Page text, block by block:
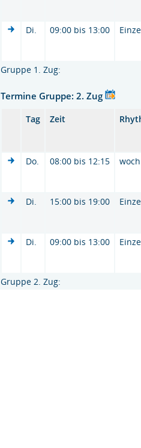
Di. 09:00 bis 13:00
Gruppe 1. Zug:
Termine Gruppe: 2. Zug
Tag Zeit
Do. 08:00 bis 12:15 woch
Di. 15:00 bis 19:00
Di. 09:00 bis 13:00
Gruppe 2. Zug: